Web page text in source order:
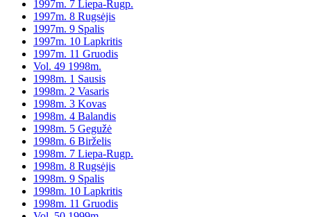
1997m. 7 Liepa-Rugp.
1997m. 8 Rugsėjis
1997m. 9 Spalis
1997m. 10 Lapkritis
1997m. 11 Gruodis
Vol. 49 1998m.
1998m. 1 Sausis
1998m. 2 Vasaris
1998m. 3 Kovas
1998m. 4 Balandis
1998m. 5 Gegužė
1998m. 6 Birželis
1998m. 7 Liepa-Rugp.
1998m. 8 Rugsėjis
1998m. 9 Spalis
1998m. 10 Lapkritis
1998m. 11 Gruodis